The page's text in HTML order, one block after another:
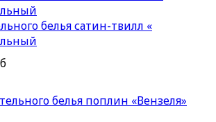
белья сатин-твилл «